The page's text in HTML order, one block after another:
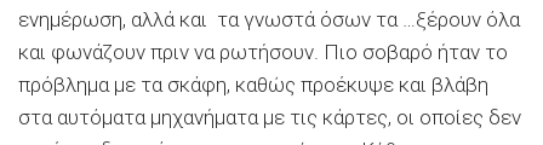
ενημέρωση, αλλά και τα γνωστά όσων τα …ξέρουν όλα
και φωνάζουν πριν να ρωτήσουν. Πιο σοβαρό ήταν το
πρόβλημα με τα σκάφη, καθώς προέκυψε και βλάβη
στα αυτόματα μηχανήματα με τις κάρτες, οι οποίες δεν